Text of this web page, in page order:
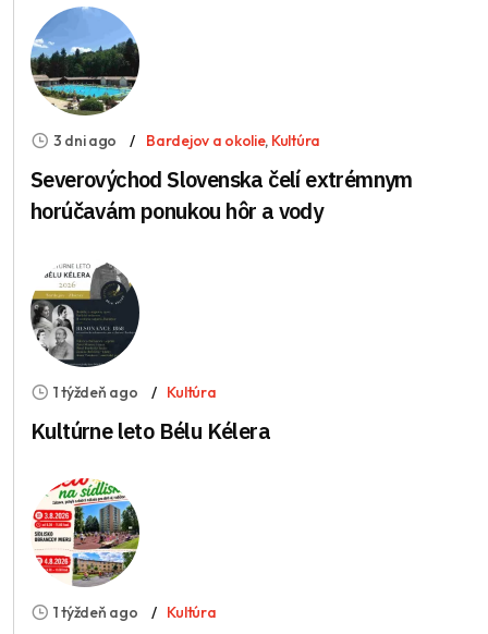
3 dni ago Bardejov a okolie, Kultúra
Severovýchod Slovenska čelí extrémnym
horúčavám ponukou hôr a vody
1 týždeň ago Kultúra
Kultúrne leto Bélu Kélera
1 týždeň ago Kultúra